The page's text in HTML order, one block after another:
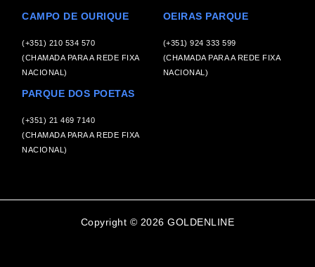
CAMPO DE OURIQUE
(+351) 210 534 570
(CHAMADA PARA A REDE FIXA
NACIONAL)
OEIRAS PARQUE
(+351) 924 333 599
(CHAMADA PARA A REDE FIXA
NACIONAL)
PARQUE DOS POETAS
(+351) 21 469 7140
(CHAMADA PARA A REDE FIXA
NACIONAL)
Copyright © 2026 GOLDENLINE